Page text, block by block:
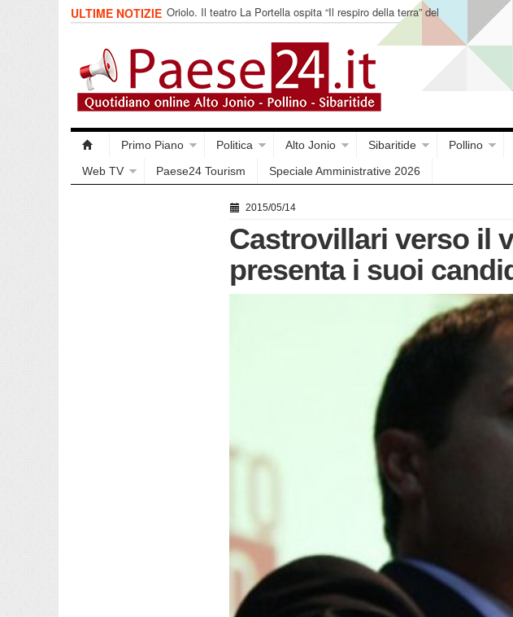
ULTIME NOTIZIE Cerchiara. “Melodie sotto le stelle” al Santuario Madonna delle
Armi
Primo Piano Politica Alto Jonio Sibaritide Pollino
Web TV
Paese24 Tourism Speciale Amministrative 2026
2015/05/14
Castrovillari verso il
presenta i suoi